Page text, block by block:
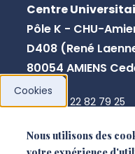
Centre
Pôle K - CHU-
D408 (René
80054 AMIENS
+33 3 22 82 79 25
Cookies
Nous utilisons des